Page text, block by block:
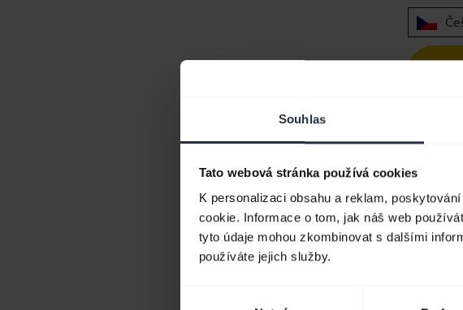
Souhlas
Tato webová stránka používá cookies
K personalizaci obsahu a reklam,
cookie. Informace o tom, jak náš web
tyto údaje mohou zkombinovat s dalšími
používáte jejich služby.